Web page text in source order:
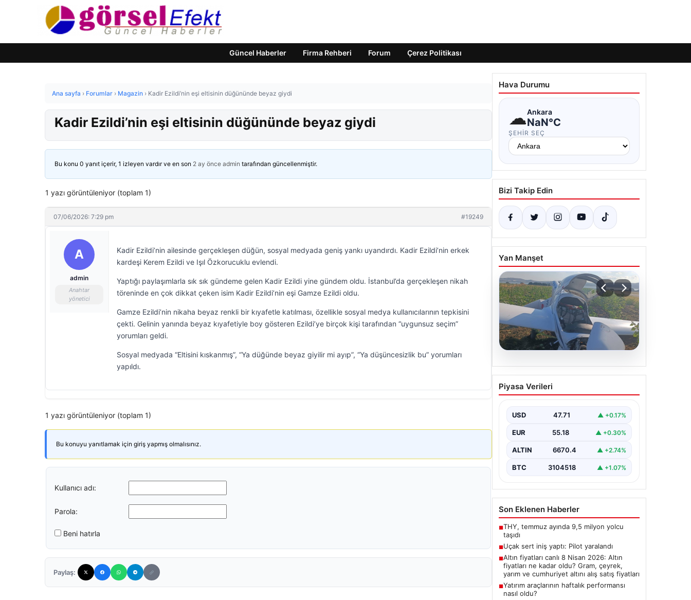
Güncel Haberler Firma Rehberi Forum Çerez Politikası
Ana sayfa › Forumlar › Magazin › Kadir Ezildi’nin eşi eltisinin düğününde beyaz giydi
Kadir Ezildi’nin eşi eltisinin düğününde beyaz giydi
Bu konu 0 yanıt içerir, 1 izleyen vardır ve en son 2 ay önce admin tarafından güncellenmiştir.
1 yazı görüntüleniyor (toplam 1)
07/06/2026: 7:29 pm #19249
A
admin
Anahtar
yönetici
Kadir Ezildi’nin ailesinde gerçekleşen düğün, sosyal medyada geniş yankı uyandırdı. Kadir Ezildi’nin erkek
kardeşi Kerem Ezildi ve Işıl Özkorucuklu evlendi.
Yaptığı paylaşımlarla sık sık gündeme gelen Kadir Ezildi yine gündem oldu. İstanbul’da gerçekleşen nikah
töreninde en çok dikkat çeken isim Kadir Ezildi’nin eşi Gamze Ezildi oldu.
Gamze Ezildi’nin nikaha beyaz renkli bir kıyafetle katılması, özellikle sosyal medya kullanıcılarının tepkisini
çekti. Gelinin yanında beyaz kıyafetiyle boy gösteren Ezildi’ye birçok kişi tarafından “uygunsuz seçim”
yorumları geldi.
Sosyal medyada “Eltisini kıskanmış”, “Ya düğünde beyaz giyilir mi ayıp”, “Ya düşüncesizlik bu” yorumları
yapıldı.
1 yazı görüntüleniyor (toplam 1)
Bu konuyu yanıtlamak için giriş yapmış olmalısınız.
Kullanıcı adı:
Parola:
Beni hatırla
Paylaş:
Hava Durumu
☁Ankara
NaN°C
ŞEHIR SEÇ
Bizi Takip Edin
Yan Manşet
06.08.2026
Uçak sert iniş yaptı: Pilot
yaralandı
Piyasa Verileri
USD 47.71 ▲ +0.17%
EUR 55.18 ▲ +0.30%
ALTIN 6670.4 ▲ +2.74%
BTC 3104518 ▲ +1.07%
Son Eklenen Haberler
■THY, temmuz ayında 9,5 milyon yolcu
taşıdı
■Uçak sert iniş yaptı: Pilot yaralandı
■Altın fiyatları canlı 8 Nisan 2026: Altın
fiyatları ne kadar oldu? Gram, çeyrek,
yarım ve cumhuriyet altını alış satış fiyatları
■Yatırım araçlarının haftalık performansı
nasıl oldu?